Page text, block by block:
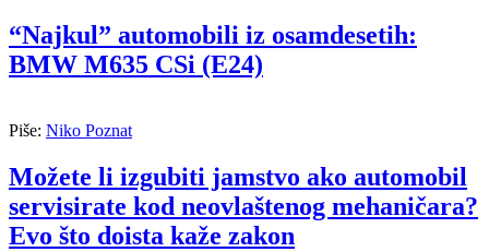
“Najkul” automobili iz osamdesetih:
BMW M635 CSi (E24)
Piše: Niko Poznat
Možete li izgubiti jamstvo ako automobil
servisirate kod neovlaštenog mehaničara?
Evo što doista kaže zakon